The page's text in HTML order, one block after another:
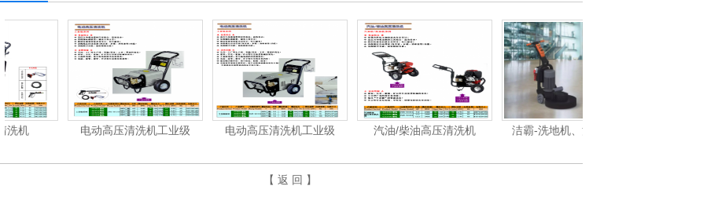
电动高压清洗机工业级 电动高压清洗机工业级 汽油/柴油高压清洗机 洁霸-洗地机、洗地车系
【 返 回 】